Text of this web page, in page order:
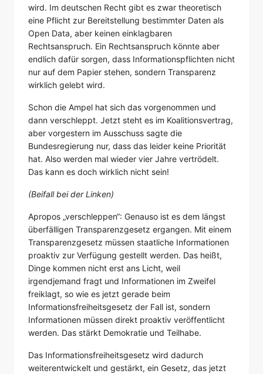
wird. Im deutschen Recht gibt es zwar theoretisch
eine Pflicht zur Bereitstellung bestimmter Daten als
Open Data, aber keinen einklagbaren
Rechtsanspruch. Ein Rechtsanspruch könnte aber
endlich dafür sorgen, dass Informationspflichten nicht
nur auf dem Papier stehen, sondern Transparenz
wirklich gelebt wird.
Schon die Ampel hat sich das vorgenommen und
dann verschleppt. Jetzt steht es im Koalitionsvertrag,
aber vorgestern im Ausschuss sagte die
Bundesregierung nur, dass das leider keine Priorität
hat. Also werden mal wieder vier Jahre vertrödelt.
Das kann es doch wirklich nicht sein!
(Beifall bei der Linken)
Apropos „verschleppen“: Genauso ist es dem längst
überfälligen Transparenzgesetz ergangen. Mit einem
Transparenzgesetz müssen staatliche Informationen
proaktiv zur Verfügung gestellt werden. Das heißt,
Dinge kommen nicht erst ans Licht, weil
irgendjemand fragt und Informationen im Zweifel
freiklagt, so wie es jetzt gerade beim
Informationsfreiheitsgesetz der Fall ist, sondern
Informationen müssen direkt proaktiv veröffentlicht
werden. Das stärkt Demokratie und Teilhabe.
Das Informationsfreiheitsgesetz wird dadurch
weiterentwickelt und gestärkt, ein Gesetz, das jetzt